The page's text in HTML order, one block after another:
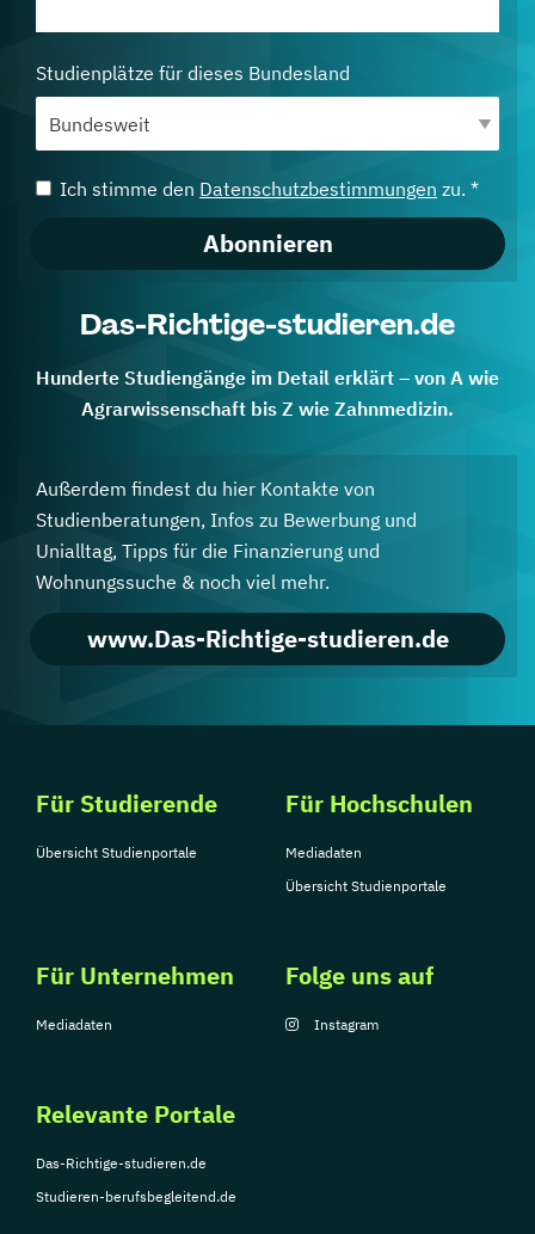
Studienplätze für dieses Bundesland
Ich stimme den Datenschutzbestimmungen zu. *
Abonnieren
Das-Richtige-studieren.de
Hunderte Studiengänge im Detail erklärt – von A wie
Agrarwissenschaft bis Z wie Zahnmedizin.
Außerdem findest du hier Kontakte von
Studienberatungen, Infos zu Bewerbung und
Unialltag, Tipps für die Finanzierung und
Wohnungssuche & noch viel mehr.
www.Das-Richtige-studieren.de
Für Studierende
Übersicht Studienportale
Für Hochschulen
Mediadaten
Übersicht Studienportale
Für Unternehmen
Mediadaten
Relevante Portale
Das-Richtige-studieren.de
Studieren-berufsbegleitend.de
Folge uns auf
Instagram